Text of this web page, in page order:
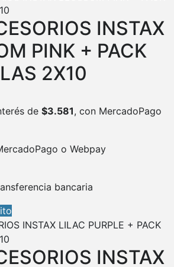
INSTAX
PINK + PACK
2X10
de $3.581, con MercadoPago
o Webpay
bancaria
INSTAX